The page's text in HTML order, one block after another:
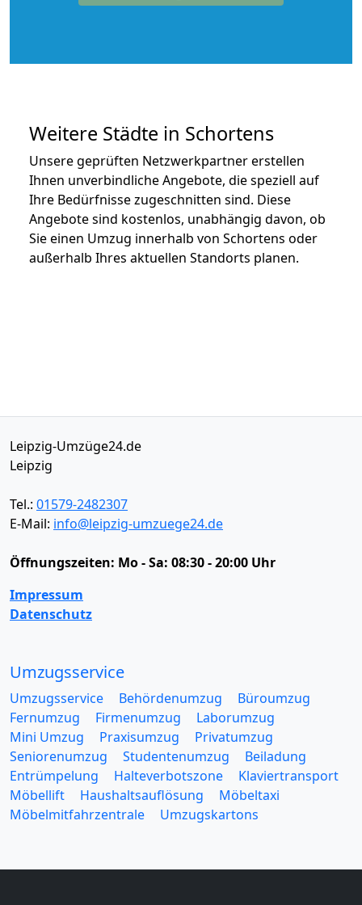
Weitere Städte in Schortens
Unsere geprüften Netzwerkpartner erstellen
Ihnen unverbindliche Angebote, die speziell auf
Ihre Bedürfnisse zugeschnitten sind. Diese
Angebote sind kostenlos, unabhängig davon, ob
Sie einen Umzug innerhalb von Schortens oder
außerhalb Ihres aktuellen Standorts planen.
Leipzig-Umzüge24.de
Leipzig
Tel.: 01579-2482307
E-Mail: info@leipzig-umzuege24.de
Öffnungszeiten: Mo - Sa: 08:30 - 20:00 Uhr
Impressum
Datenschutz
Umzugsservice
Umzugsservice Behördenumzug
Büroumzug
Fernumzug
Firmenumzug
Laborumzug
Mini Umzug
Praxisumzug
Privatumzug
Seniorenumzug
Studentenumzug
Beiladung
Entrümpelung
Halteverbotszone
Klaviertransport
Möbellift
Haushaltsauflösung
Möbeltaxi
Möbelmitfahrzentrale
Umzugskartons